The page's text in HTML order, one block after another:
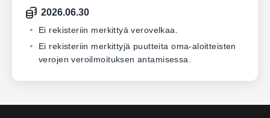
2026.06.30
Ei rekisteriin merkittyä verovelkaa.
Ei rekisteriin merkittyjä puutteita oma-aloitteisten
verojen veroilmoituksen antamisessa.